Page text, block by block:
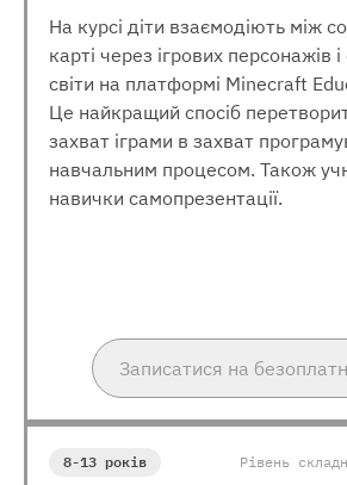
На курсі діти взаємодіють між
карті через ігрових персонажів
світи на платформі Minecraft
Це найкращий спосіб
захват іграми в захват
навчальним процесом. Також
навички самопрезентації.
Записатися на
8-13 років Рівень